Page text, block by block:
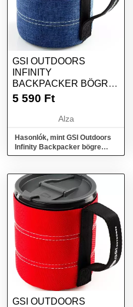
GSI OUTDOORS
INFINITY
BACKPACKER BÖGRE
550ML KÉK
5 590 Ft
Alza
Hasonlók, mint GSI Outdoors
Infinity Backpacker bögre
550ml kék
GSI OUTDOORS